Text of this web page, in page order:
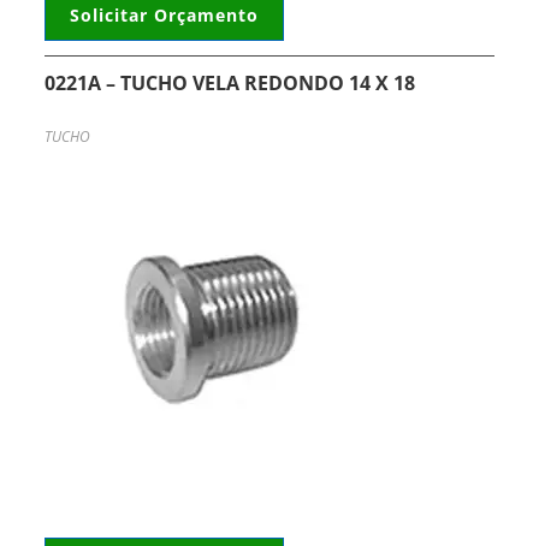
Solicitar Orçamento
0221A – TUCHO VELA REDONDO 14 X 18
TUCHO